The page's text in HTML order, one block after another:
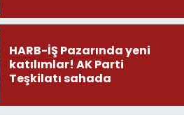
HARB-İŞ Pazarında yeni
katılımlar! AK Parti
Teşkilatı sahada